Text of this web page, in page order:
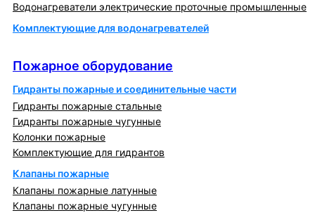
Водонагреватели электрические проточные промышленные
Комплектующие для водонагревателей
Пожарное оборудование
Гидранты пожарные и соединительные части
Гидранты пожарные стальные
Гидранты пожарные чугунные
Колонки пожарные
Комплектующие для гидрантов
Клапаны пожарные
Клапаны пожарные латунные
Клапаны пожарные чугунные